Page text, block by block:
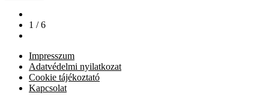
1 / 6
Impresszum
Adatvédelmi nyilatkozat
Cookie tájékoztató
Kapcsolat